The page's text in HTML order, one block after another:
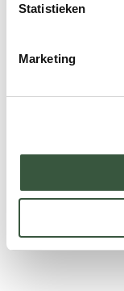
Statistieken
Marketing